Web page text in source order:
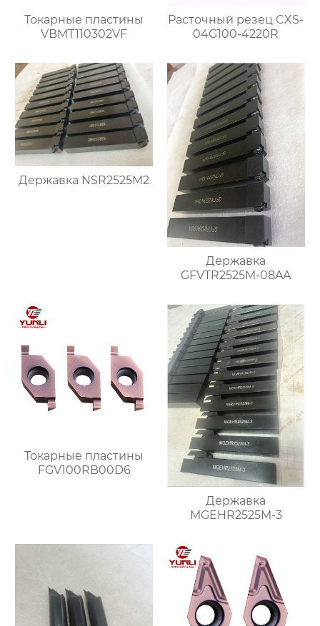
Токарные пластины
VBMT110302VF
Расточный резец CXS-
04G100-4220R
Державка NSR2525M2
Державка
GFVTR2525M-08AA
Токарные пластины
FGV100RB00D6
Державка
MGEHR2525M-3